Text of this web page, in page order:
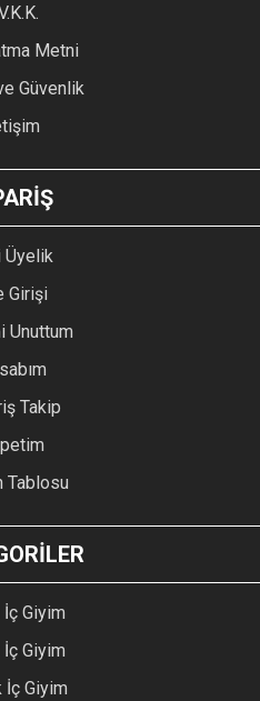
daha pahalı.
Metni
Güvenlik
Üyelik
Girişi
Unuttum
Takip
Tablosu
İç Giyim
İç Giyim
İç Giyim